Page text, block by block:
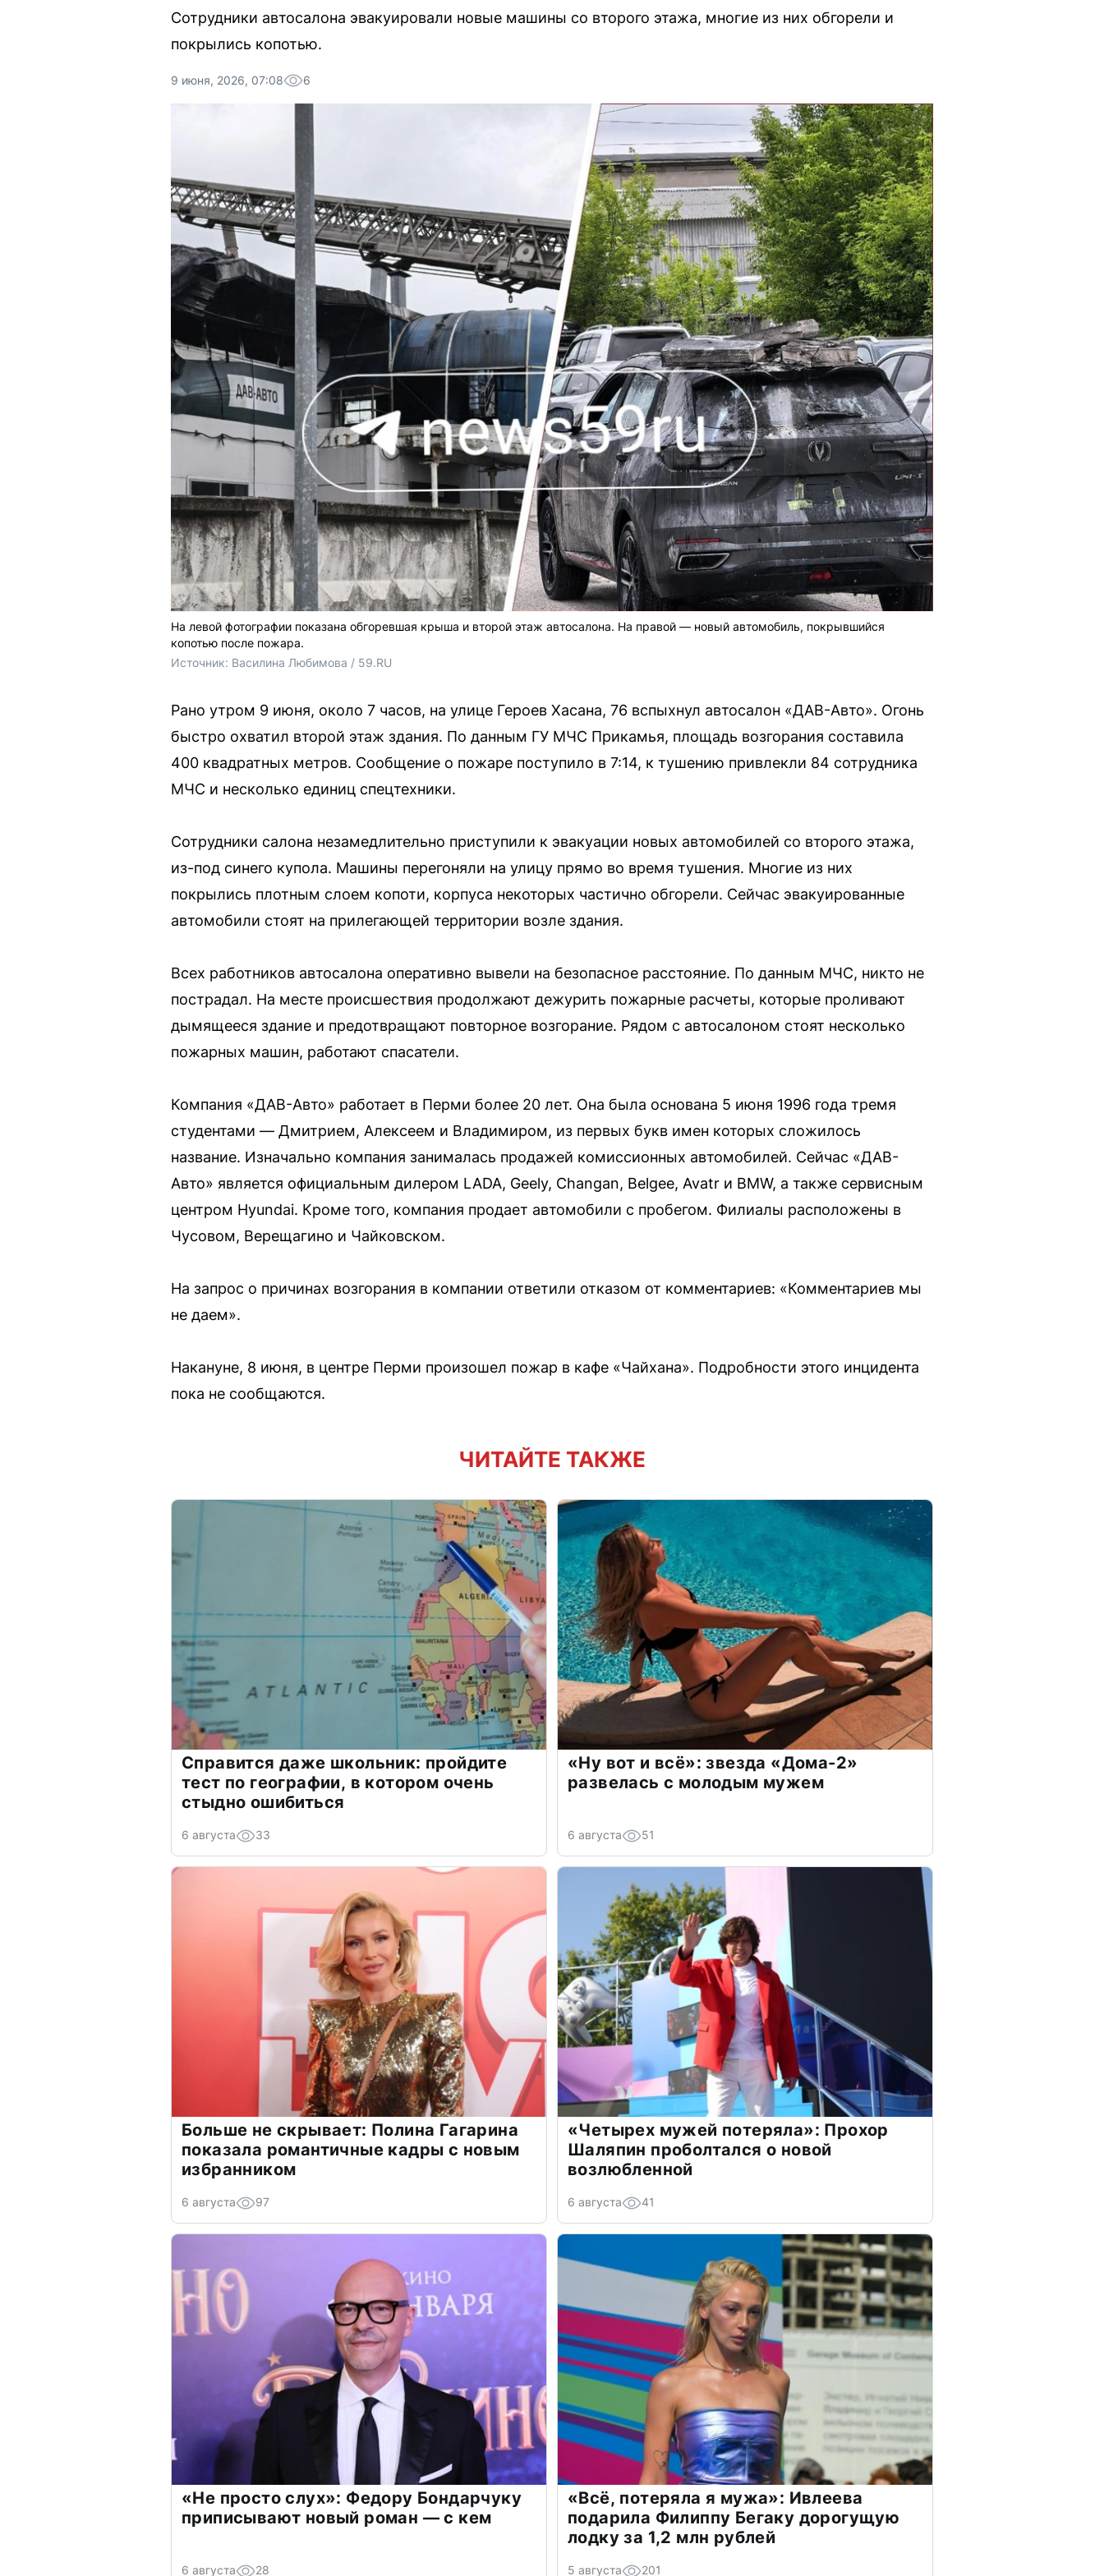
Сотрудники автосалона эвакуировали новые машины со второго этажа, многие из них обгорели и
покрылись копотью.
9 июня, 2026, 07:08 6
На левой фотографии показана обгоревшая крыша и второй этаж автосалона. На правой — новый автомобиль, покрывшийся
копотью после пожара.
Источник: Василина Любимова / 59.RU
Рано утром 9 июня, около 7 часов, на улице Героев Хасана, 76 вспыхнул автосалон «ДАВ-Авто». Огонь
быстро охватил второй этаж здания. По данным ГУ МЧС Прикамья, площадь возгорания составила
400 квадратных метров. Сообщение о пожаре поступило в 7:14, к тушению привлекли 84 сотрудника
МЧС и несколько единиц спецтехники.
Сотрудники салона незамедлительно приступили к эвакуации новых автомобилей со второго этажа,
из-под синего купола. Машины перегоняли на улицу прямо во время тушения. Многие из них
покрылись плотным слоем копоти, корпуса некоторых частично обгорели. Сейчас эвакуированные
автомобили стоят на прилегающей территории возле здания.
Всех работников автосалона оперативно вывели на безопасное расстояние. По данным МЧС, никто не
пострадал. На месте происшествия продолжают дежурить пожарные расчеты, которые проливают
дымящееся здание и предотвращают повторное возгорание. Рядом с автосалоном стоят несколько
пожарных машин, работают спасатели.
Компания «ДАВ-Авто» работает в Перми более 20 лет. Она была основана 5 июня 1996 года тремя
студентами — Дмитрием, Алексеем и Владимиром, из первых букв имен которых сложилось
название. Изначально компания занималась продажей комиссионных автомобилей. Сейчас «ДАВ-
Авто» является официальным дилером LADA, Geely, Changan, Belgee, Avatr и BMW, а также сервисным
центром Hyundai. Кроме того, компания продает автомобили с пробегом. Филиалы расположены в
Чусовом, Верещагино и Чайковском.
На запрос о причинах возгорания в компании ответили отказом от комментариев: «Комментариев мы
не даем».
Накануне, 8 июня, в центре Перми произошел пожар в кафе «Чайхана». Подробности этого инцидента
пока не сообщаются.
ЧИТАЙТЕ ТАКЖЕ
Справится даже школьник: пройдите
тест по географии, в котором очень
стыдно ошибиться
6 августа 33
«Ну вот и всё»: звезда «Дома-2»
развелась с молодым мужем
6 августа 51
Больше не скрывает: Полина Гагарина
показала романтичные кадры с новым
избранником
6 августа 97
«Четырех мужей потеряла»: Прохор
Шаляпин проболтался о новой
возлюбленной
6 августа 41
«Не просто слух»: Федору Бондарчуку
приписывают новый роман — с кем
6 августа 28
«Всё, потеряла я мужа»: Ивлеева
подарила Филиппу Бегаку дорогущую
лодку за 1,2 млн рублей
5 августа 201